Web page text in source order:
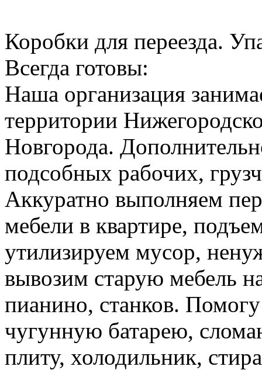
Коробки для переезда.
Всегда готовы:
Наша организация
территории
Новгорода.
подсобных рабочих,
Аккуратно выполняем
мебели в квартире,
утилизируем мусор,
вывозим старую мебель
пианино, станков.
чугунную батарею,
плиту, холодильник,